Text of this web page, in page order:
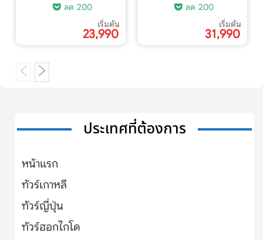
ลด 200
เริ่มต้น
23,990
ลด 200
เริ่มต้น
31,990
ประเทศที่ต้องการ
หน้าแรก
ทัวร์เกาหลี
ทัวร์ญี่ปุ่น
ทัวร์ฮอกไกโด